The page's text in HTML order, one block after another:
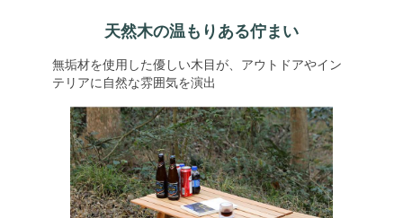
天然木の温もりある佇まい
無垢材を使用した優しい木目が、アウトドアやイン
テリアに自然な雰囲気を演出